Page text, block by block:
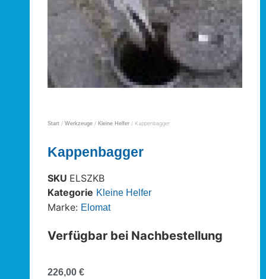
Start / Werkzeuge / Kleine Helfer / Kappenbagger
Kappenbagger
SKU ELSZKB
Kategorie Kleine Helfer
Marke: Elomat
Verfügbar bei Nachbestellung
226,00 €